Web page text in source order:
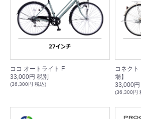
ココ オートライト F
33,000円 税別
(36,300円 税込)
コネクト
場】
33,000円
(36,300円